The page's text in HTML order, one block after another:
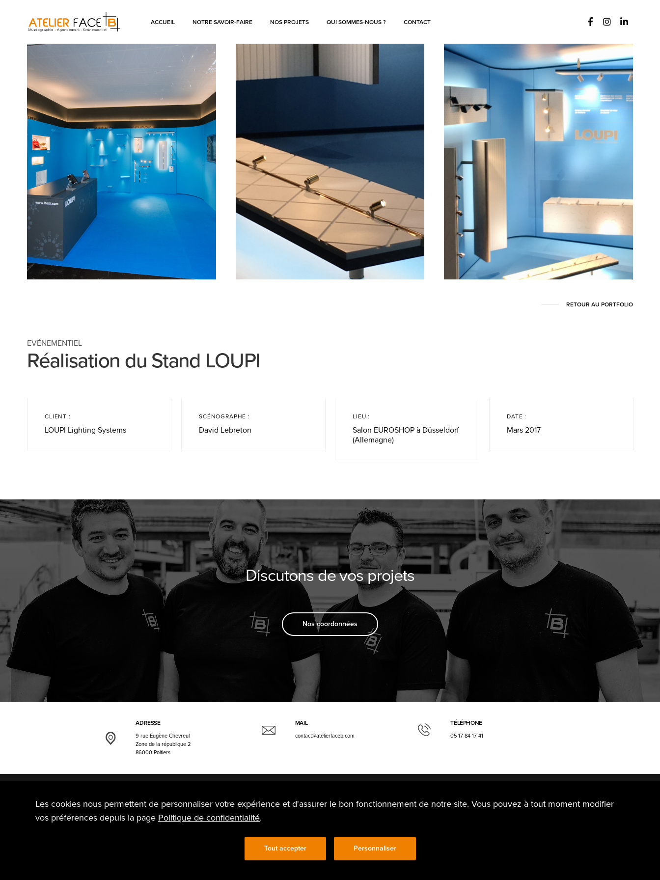
ACCUEIL NOTRE SAVOIR-FAIRE NOS PROJETS QUI SOMMES-NOUS ? CONTACT
RETOUR AU PORTFOLIO
EVÉNEMENTIEL
Réalisation du Stand LOUPI
CLIENT :
LOUPI Lighting Systems
SCÉNOGRAPHE :
David Lebreton
LIEU :
Salon EUROSHOP à Düsseldorf
(Allemagne)
DATE :
Mars 2017
Discutons de vos projets
Nos coordonnées
ADRESSE
9 rue Eugène Chevreul
Zone de la république 2
86000 Poitiers
MAIL
contact@atelierfaceb.com
TÉLÉPHONE
05 17 84 17 41
Plan du site
Contact Politique de confidentialité
Les cookies nous permettent de personnaliser votre expérience et d'assurer le bon fonctionnement de notre site. Vous pouvez à tout moment modifier
vos préférences depuis la page Politique de confidentialité.
Tout accepter Personnaliser